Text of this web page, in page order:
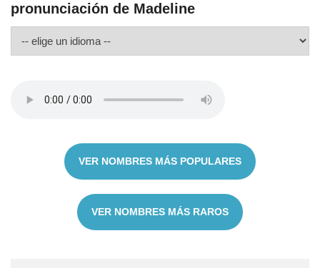
pronunciación de Madeline
VER NOMBRES MÁS POPULARES
VER NOMBRES MÁS RAROS